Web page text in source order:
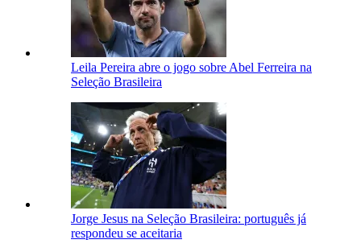
Leila Pereira abre o jogo sobre Abel Ferreira na
Seleção Brasileira
Jorge Jesus na Seleção Brasileira: português já
respondeu se aceitaria